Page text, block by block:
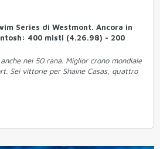
Series di Westmont. Ancora in
400 misti (4.26.98) - 200
nei 50 rana. Miglior crono mondiale
Sei vittorie per Shaine Casas, quattro